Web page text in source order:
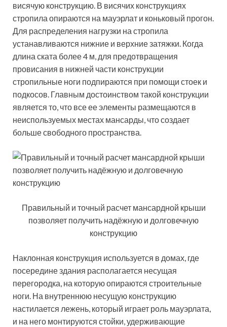
висячую конструкцию. В висячих конструкциях
стропила опираются на мауэрлат и коньковый прогон.
Для распределения нагрузки на стропила
устанавливаются нижние и верхние затяжки. Когда
длина ската более 4 м, для предотвращения
провисания в нижней части конструкции
стропильные ноги подпираются при помощи стоек и
подкосов. Главным достоинством такой конструкции
является то, что все ее элементы размещаются в
неиспользуемых местах мансарды, что создает
больше свободного пространства.
Правильный и точный расчет мансардной крыши
позволяет получить надёжную и долговечную
конструкцию
Наклонная конструкция используется в домах, где
посередине здания располагается несущая
перегородка, на которую опираются строительные
ноги. На внутреннюю несущую конструкцию
настилается лежень, который играет роль мауэрлата,
и на него монтируются стойки, удерживающие